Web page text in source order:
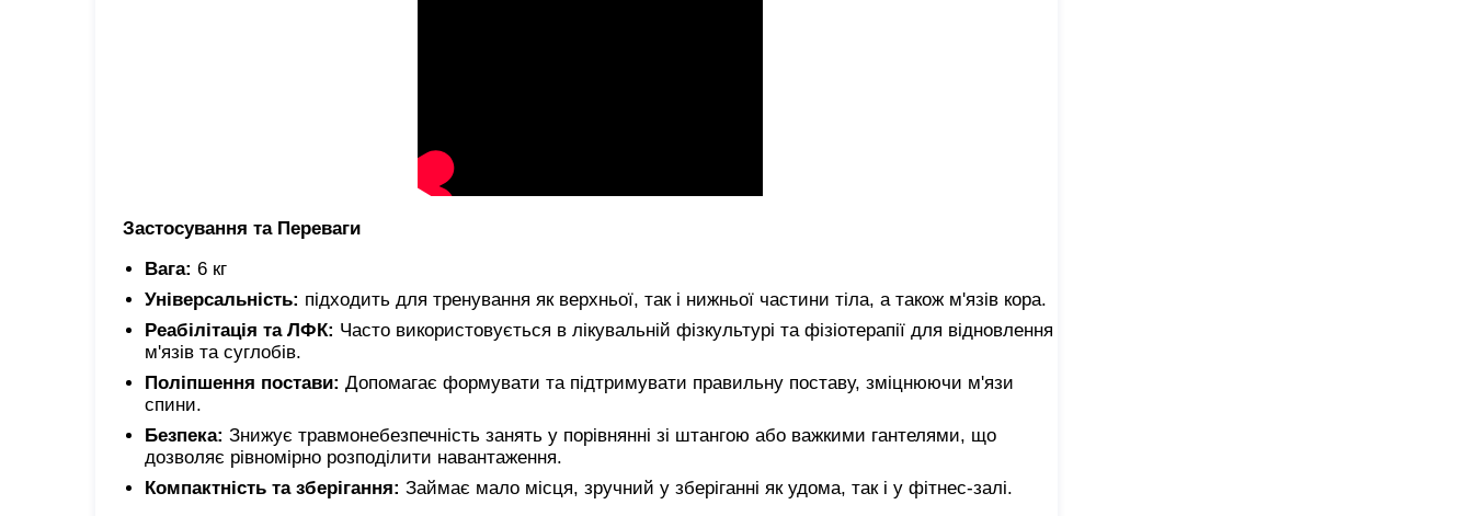
Застосування та Переваги
Вага: 6 кг
Універсальність: підходить для тренування як верхньої, так і нижньої частини тіла, а також м'язів кора.
Реабілітація та ЛФК: Часто використовується в лікувальній фізкультурі та фізіотерапії для відновлення
м'язів та суглобів.
Поліпшення постави: Допомагає формувати та підтримувати правильну поставу, зміцнюючи м'язи
спини.
Безпека: Знижує травмонебезпечність занять у порівнянні зі штангою або важкими гантелями, що
дозволяє рівномірно розподілити навантаження.
Компактність та зберігання: Займає мало місця, зручний у зберіганні як удома, так і у фітнес-залі.